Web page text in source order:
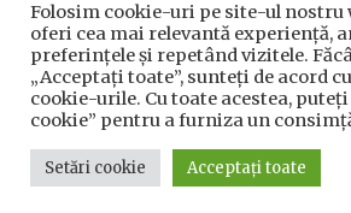
Prelucrarea datelor cu caracter
Primăria Sectorului 5 București©️
rezervate.
Folosim cookie-uri pe site-ul nostru
oferi cea mai relevantă experiență,
preferințele și repetând vizitele.
„Acceptați toate”, sunteți de acord
cookie-urile. Cu toate acestea,
cookie” pentru a furniza un
Setări cookie Acceptați toate